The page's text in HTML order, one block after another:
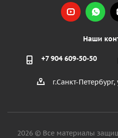
Наши
+7 904 609-50-50
г.Санкт-
2026 © Все материалы